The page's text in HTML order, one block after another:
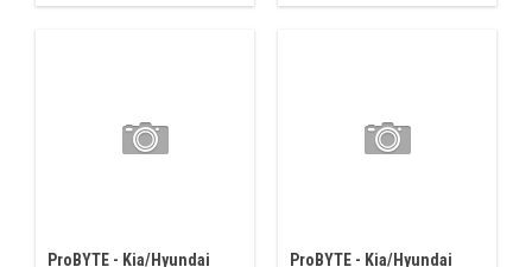
ProBYTE - Kia/Hyundai
ProBYTE - Kia/Hyundai